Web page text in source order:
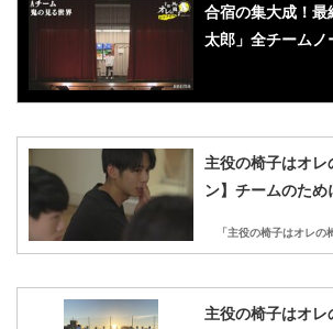
合宿の集大成！
太郎」全チームノ
主役の椅子はオ
ン】チームのため
「主役の椅子はオレ
主役の椅子はオ